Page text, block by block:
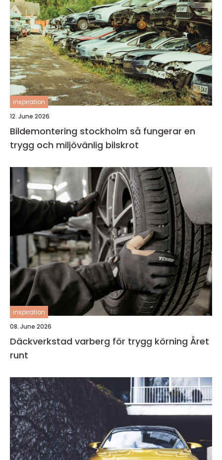
inspiration
12. June 2026
Bildemontering stockholm så fungerar en
trygg och miljövänlig bilskrot
inspiration
08. June 2026
Däckverkstad varberg för trygg körning Året
runt